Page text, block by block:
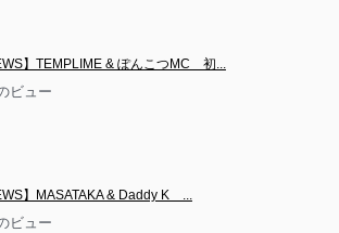
】TEMPLIME & ぽんこつMC　初...
ビュー
】MASATAKA & Daddy K　...
ビュー